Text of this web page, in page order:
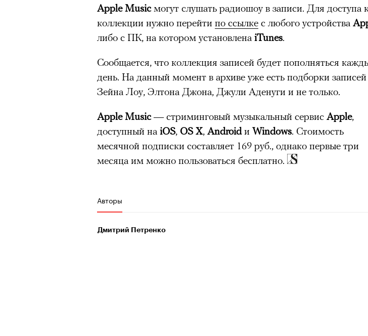
Apple Musicмогут слушать радиошоу в записи. Для доступа
коллекции нужно перейти по ссылке с любого устройства
либо с ПК, на котором установлена iTunes.
Сообщается, что коллекция записей будет пополняться
день. На данный момент в архиве уже есть подборки записей
Зейна Лоу, Элтона Джона, Джули Аденуги и не только.
Apple Music— стриминговый музыкальный сервис Apple,
доступный на iOS, OS X, Androidи Windows. Стоимость
месячной подписки составляет 169 руб., однако первые три
месяца им можно пользоваться бесплатно.
Авторы
Дмитрий Петренко